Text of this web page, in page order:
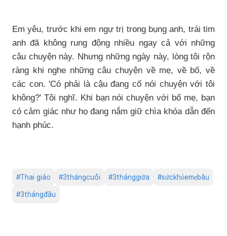
Em yêu, trước khi em ngự trị trong bụng anh, trái tim
anh đã không rung động nhiều ngay cả với những
câu chuyện này. Nhưng những ngày này, lòng tôi rộn
ràng khi nghe những câu chuyện về mẹ, về bố, về
các con. 'Có phải là cậu đang cố nói chuyện với tôi
không?' Tôi nghĩ. Khi bạn nói chuyện với bố mẹ, bạn
có cảm giác như họ đang nắm giữ chìa khóa dẫn đến
hạnh phúc.
#Thai giáo #3thángcuối #3thánggiữa #sứckhỏemẹbầu
#3thángđầu